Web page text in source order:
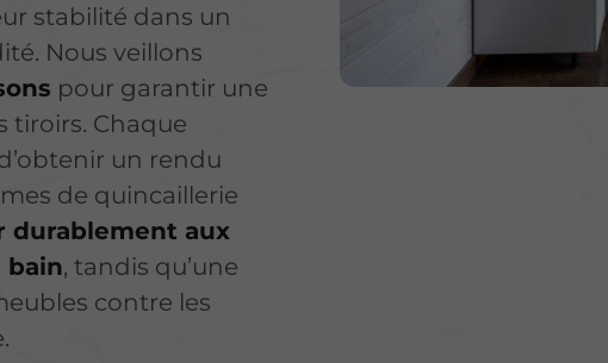
stabilité dans un
Nous veillons
pour garantir une
tiroirs. Chaque
un rendu
de quincaillerie
durablement aux
bain, tandis qu’une
contre les